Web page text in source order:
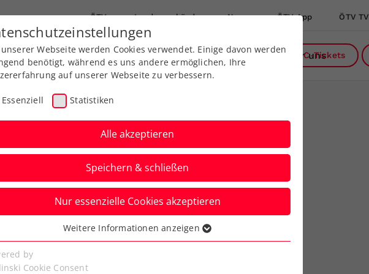
ÖTV Landesverbände News ÖTV App ÖTV TV
Leistungssport Ausbildung Services Über uns
DC-Tickets
Ladies Wild-
Triple für
Webseite werden Cookies verwendet. Einige davon werden
benötigt, während es uns andere ermöglichen, Ihre
auf unserer Webseite zu verbessern.
Essenziell Statistiken
Alle akzeptieren
Speichern & schließen
Nur essenzielle Cookies akzeptieren
Cookies werden für grundlegende Funktionen der
benötigt. Dadurch ist gewährleistet, dass die Webseite
Weitere Informationen anzeigen
by
Cookie Consent